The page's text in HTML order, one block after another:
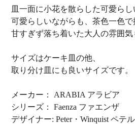
皿一面に小花を散らした可愛ら
可愛らしいながらも、茶色一色で
甘すぎず落ち着いた大人の雰囲気
サイズはケーキ皿の他、
取り分け皿にも良いサイズです。
メーカー： ARABIA アラビア
シリーズ： Faenza ファエンザ
デザイナー: Peter・Winquist ペテ